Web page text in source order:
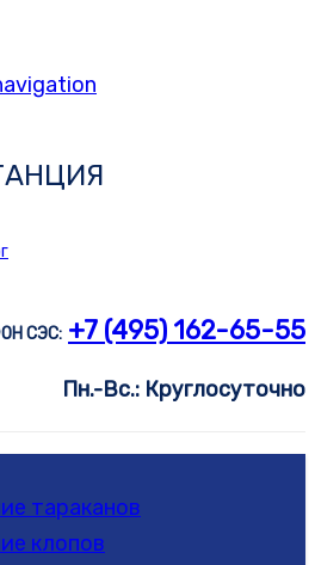
СЭС: +7 (495) 162-65-55
Пн.-Вс.: Круглосуточно
тараканов
клопов